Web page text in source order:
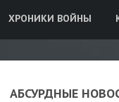
ХРОНИКИ ВОЙНЫ
АБСУРДНЫЕ